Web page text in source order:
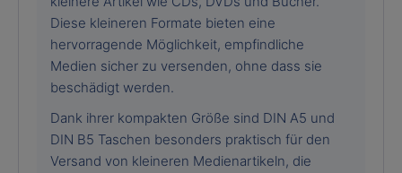
Diese kleineren Formate bieten eine
hervorragende Möglichkeit, empfindliche
Medien sicher zu versenden, ohne dass sie
beschädigt werden.
Dank ihrer kompakten Größe sind DIN A5 und
DIN B5 Taschen besonders praktisch für den
Versand von kleineren Medienartikeln, die